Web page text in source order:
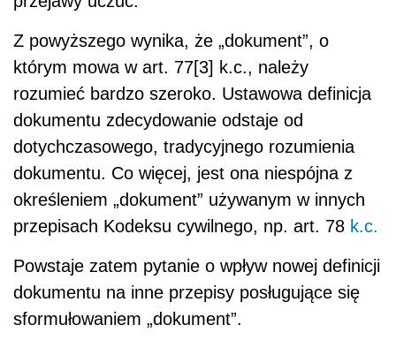
Z powyższego wynika, że „dokument”, o
którym mowa w art. 77[3] k.c., należy
rozumieć bardzo szeroko. Ustawowa definicja
dokumentu zdecydowanie odstaje od
dotychczasowego, tradycyjnego rozumienia
dokumentu. Co więcej, jest ona niespójna z
określeniem „dokument” używanym w innych
przepisach Kodeksu cywilnego, np. art. 78 k.c.
Powstaje zatem pytanie o wpływ nowej definicji
dokumentu na inne przepisy posługujące się
sformułowaniem „dokument”.